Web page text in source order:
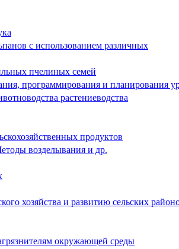
с использованием различных
пчелиных семей
программирования и планирования
растениеводства
продуктов
возделывания и др.
хозяйства и развитию сельских
окружающей среды